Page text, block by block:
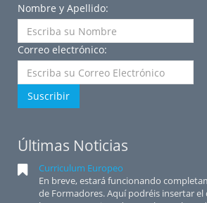
Nombre y Apellido:
Correo electrónico:
Suscribir
Últimas Noticias
Curriculum Europeo
En breve, estará funcionando
de Formadores. Aquí podréis insertar